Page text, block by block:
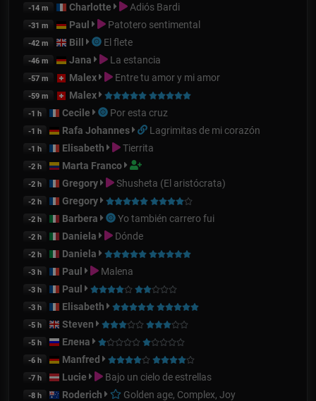
-14 m Charlotte Adiós Bardi
-31 m Paul Patotero sentimental
-42 m Bill El flete
-46 m Jana La estancia
-57 m Malex Entre tu amor y mi amor
-59 m Malex
-1 h Cecile Por esta cruz
-1 h Rafa Johannes Lagrimitas de mi corazón
-1 h Elisabeth Tierrita
-2 h Marta Franco
-2 h Gregory Shusheta (El aristócrata)
-2 h Gregory
-2 h Barbera Yo también carrero fui
-2 h Daniela Dónde
-2 h Daniela
-3 h Paul Malena
-3 h Paul
-3 h Elisabeth
-5 h Steven
-5 h Елена
-6 h Manfred
-7 h Lucie Bajo un cielo de estrellas
-8 h Roderich Golden age, Complex, Joy